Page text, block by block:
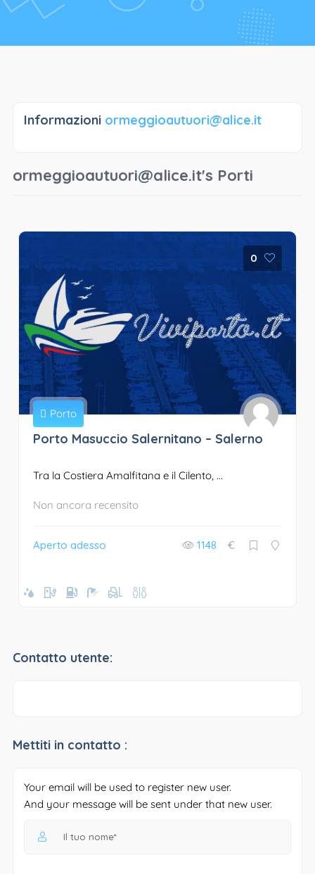
Informazioni ormeggioautuori@alice.it
ormeggioautuori@alice.it's Porti
0
Porto
Porto Masuccio Salernitano – Salerno
Tra la Costiera Amalfitana e il Cilento, ...
Non ancora recensito
Aperto adesso 1148 €
Contatto utente:
Mettiti in contatto :
Your email will be used to register new user.
And your message will be sent under that new user.